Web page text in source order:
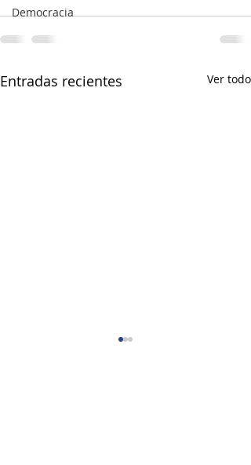
Democracia
Entradas recientes Ver todo